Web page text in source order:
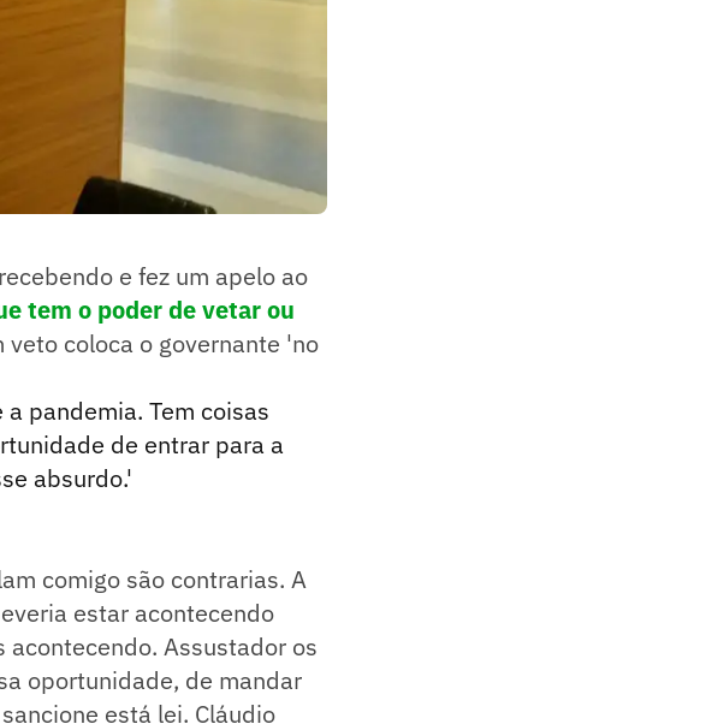
e fez um apelo ao
tem o poder de vetar ou
veto coloca o governante 'no
pandemia. Tem coisas
de entrar para a
absurdo.'
comigo são contrarias. A
estar acontecendo
acontecendo. Assustador os
oportunidade, de mandar
está lei. Cláudio